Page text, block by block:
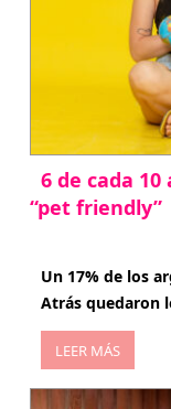
6 de cada
“pet friendly”
Un 17% de los
Atrás quedaron
LEER MÁS